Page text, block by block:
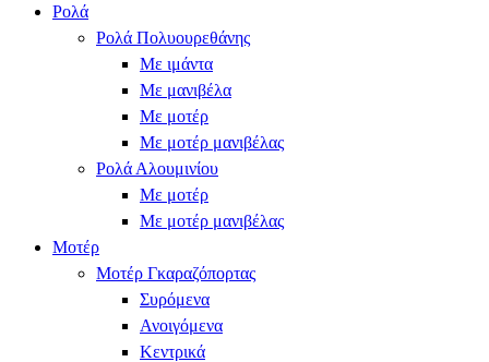
Ρολά
Ρολά Πολυουρεθάνης
Με ιμάντα
Με μανιβέλα
Με μοτέρ
Με μοτέρ μανιβέλας
Ρολά Αλουμινίου
Με μοτέρ
Με μοτέρ μανιβέλας
Μοτέρ
Μοτέρ Γκαραζόπορτας
Συρόμενα
Ανοιγόμενα
Κεντρικά